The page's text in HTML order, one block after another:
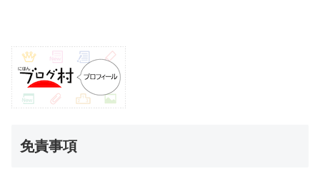
免責事項